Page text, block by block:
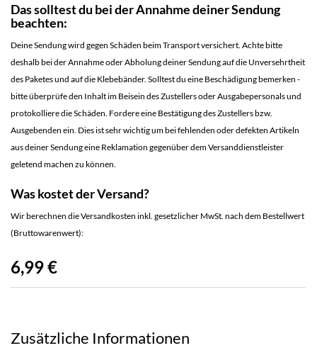
Das solltest du bei der Annahme deiner Sendung
beachten:
Deine Sendung wird gegen Schäden beim Transport versichert. Achte bitte
deshalb bei der Annahme oder Abholung deiner Sendung auf die Unversehrtheit
des Paketes und auf die Klebebänder. Solltest du eine Beschädigung bemerken -
bitte überprüfe den Inhalt im Beisein des Zustellers oder Ausgabepersonals und
protokolliere die Schäden. Fordere eine Bestätigung des Zustellers bzw.
Ausgebenden ein. Dies ist sehr wichtig um bei fehlenden oder defekten Artikeln
aus deiner Sendung eine Reklamation gegenüber dem Versanddienstleister
geletend machen zu können.
Was kostet der Versand?
Wir berechnen die Versandkosten inkl. gesetzlicher MwSt. nach dem Bestellwert
(Bruttowarenwert):
6,99 €
Zusätzliche Informationen